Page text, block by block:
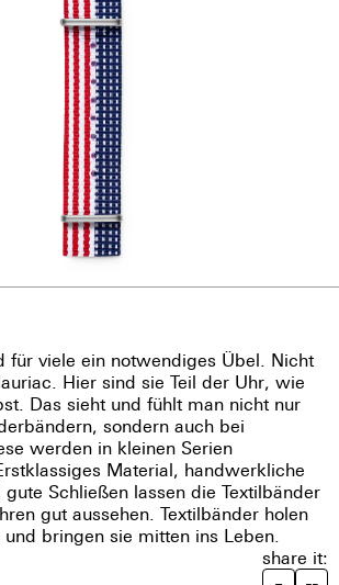
für viele ein notwendiges Übel. Nicht
Hier sind sie Teil der Uhr, wie
Das sieht und fühlt man nicht nur
sondern auch bei
werden in kleinen Serien
Material, handwerkliche
Schließen lassen die Textilbänder
gut aussehen. Textilbänder holen
und bringen sie mitten ins Leben.
share it: